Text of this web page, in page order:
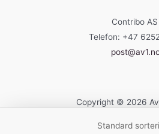
Contribo AS
Telefon: +47
Copyright © 2026